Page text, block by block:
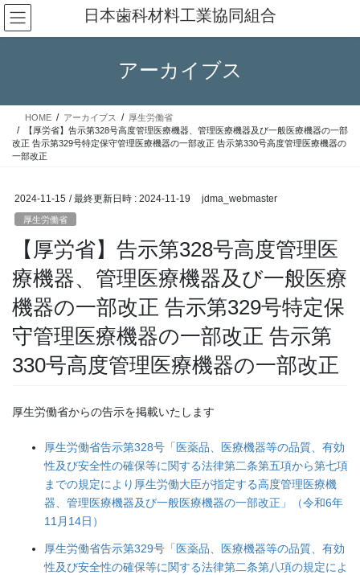
コ
ン
テ
ス
ナ
ビ
ゲ
ン
日本歯科材料工業協同組合
アーカイブス
HOME アーカイブス
厚生労働省
【厚労省】告示第328号高度管理医療機器、管理医療機器及び一般医療機器の一部
改正 告示第329号特定保守管理医療機器の一部改正 告示第330号高度管理医療機器の
一部改正
2024-11-15 / 最終更新日時 : 2024-11-19 jdma_webmaster
厚生労働省
【厚労省】告示第328号高度管理医
療機器、管理医療機器及び一般医療
機器の一部改正 告示第329号特定保
守管理医療機器の一部改正 告示第
330号高度管理医療機器の一部改正
厚生労働省からの告示を掲載いたします
厚生労働省告示第328号「医薬品、医療機器等の品質、有効
性及び安全性の確保等に関する法律第二条第五項から第七項
までの規定により厚生労働大臣が指定する高度管理医療機
器、管理医療機器及び一般医療機器の一部改正」（令和6年
11月14日）
厚生労働省告示第329号「医薬品、医療機器等の品質、有効
性及び安全性の確保等に関する法律第二条第八項の規定によ